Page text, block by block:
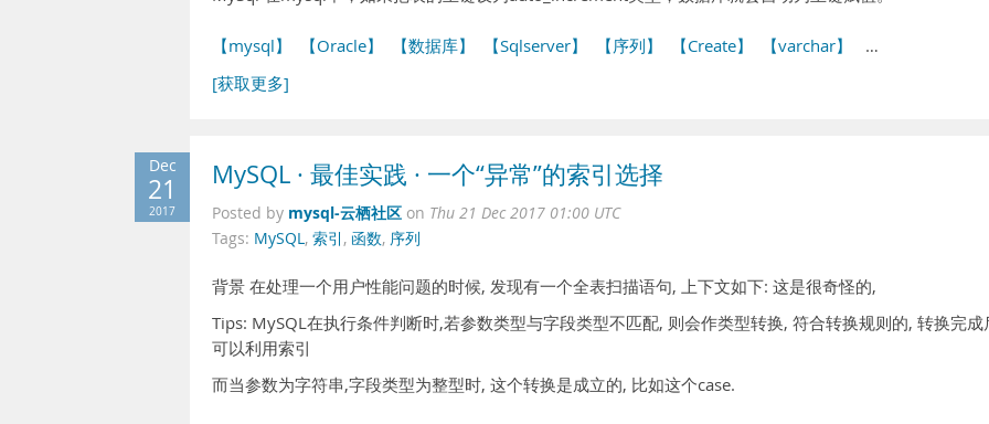
【mysql】 【Oracle】 【数据库】 【Sqlserver】 【序列】 【Create】 【varchar】
…
[获取更多]
Dec
21
2017
MySQL · 最佳实践 · 一个“异常”的索引选择
Posted by mysql-云栖社区 on Thu 21 Dec 2017 01:00 UTC
Tags: MySQL, 索引 , 函数, 序列
背景 在处理一个用户性能问题的时候, 发现有一个全表扫描语句, 上下文如下: 这是很奇怪的,
Tips: MySQL在执行条件判断时,若参数类型与字段类型不匹配, 则会作类型转换, 符合转换规则的, 转换完成
可以利用索引
而当参数为字符串,字段类型为整型时, 这个转换是成立的, 比如这个case.